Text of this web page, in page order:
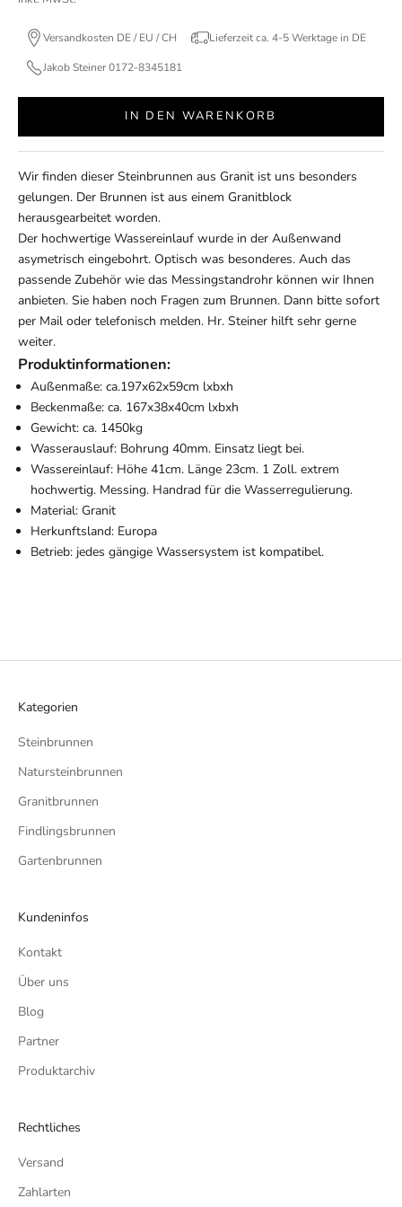
Versandkosten DE / EU / CH Lieferzeit ca. 4-5 Werktage in DE
Jakob Steiner 0172-8345181
IN DEN WARENKORB
Wir finden dieser Steinbrunnen aus Granit ist uns besonders
gelungen. Der Brunnen ist aus einem Granitblock
herausgearbeitet worden.
Der hochwertige Wassereinlauf wurde in der Außenwand
asymetrisch eingebohrt. Optisch was besonderes. Auch das
passende Zubehör wie das Messingstandrohr können wir Ihnen
anbieten. Sie haben noch Fragen zum Brunnen. Dann bitte sofort
per Mail oder telefonisch melden. Hr. Steiner hilft sehr gerne
weiter.
Produktinformationen:
Außenmaße: ca.197x62x59cm lxbxh
Beckenmaße: ca. 167x38x40cm lxbxh
Gewicht: ca. 1450kg
Wasserauslauf: Bohrung 40mm. Einsatz liegt bei.
Wassereinlauf: Höhe 41cm. Länge 23cm. 1 Zoll. extrem
hochwertig. Messing. Handrad für die Wasserregulierung.
Material: Granit
Herkunftsland: Europa
Betrieb: jedes gängige Wassersystem ist kompatibel.
Kategorien
Steinbrunnen
Natursteinbrunnen
Granitbrunnen
Findlingsbrunnen
Gartenbrunnen
Kundeninfos
Kontakt
Über uns
Blog
Partner
Produktarchiv
Rechtliches
Versand
Zahlarten